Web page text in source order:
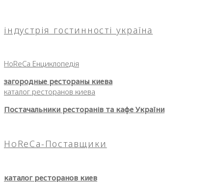
індустрія гостинності україна
HoReCa Енциклопедія
загородные рестораны киева
каталог ресторанов киева
Постачальники ресторанів та кафе України
HoReCa-Поставщики
каталог ресторанов киев